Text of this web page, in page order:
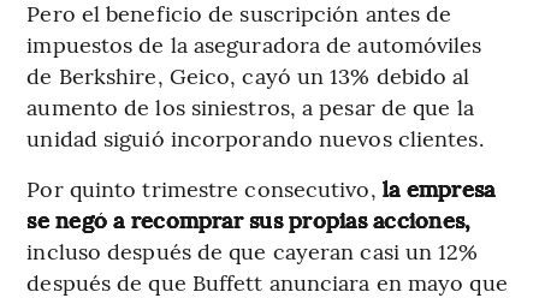
Pero el beneficio de suscripción antes de
impuestos de la aseguradora de automóviles
de Berkshire, Geico, cayó un 13% debido al
aumento de los siniestros, a pesar de que la
unidad siguió incorporando nuevos clientes.
Por quinto trimestre consecutivo, la empresa
se negó a recomprar sus propias acciones,
incluso después de que cayeran casi un 12%
después de que Buffett anunciara en mayo que